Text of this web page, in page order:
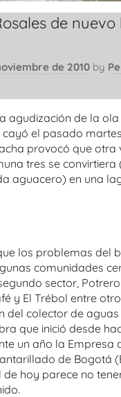
de nuevo
de 2010 by
agudización de la ola
el pasado
provocó que otra
tres se convirtiera
aguacero) en una
los problemas del
comunidades
sector,
y El Trébol entre
del colector de aguas
que inició desde
un año la Empresa
de Bogotá
hoy parece no